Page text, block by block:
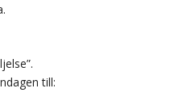
till: